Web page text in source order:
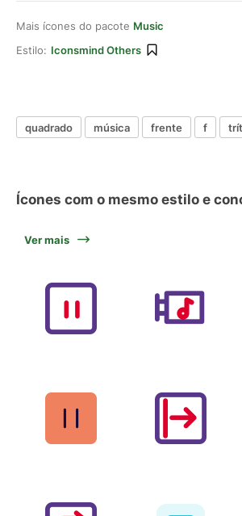
Mais ícones do pacote Music
Estilo: Iconsmind Others
quadrado música frente f
Ícones com o mesmo estilo e
Ver mais